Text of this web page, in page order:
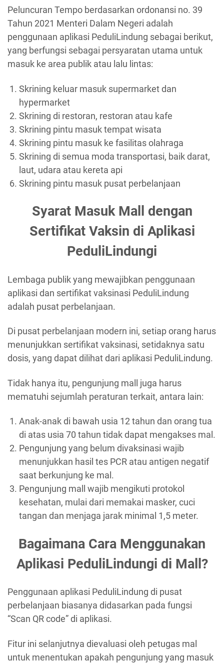
Peluncuran Tempo berdasarkan ordonansi no. 39
Tahun 2021 Menteri Dalam Negeri adalah
penggunaan aplikasi PeduliLindung sebagai berikut,
yang berfungsi sebagai persyaratan utama untuk
masuk ke area publik atau lalu lintas:
Skrining keluar masuk supermarket dan
hypermarket
Skrining di restoran, restoran atau kafe
Skrining pintu masuk tempat wisata
Skrining pintu masuk ke fasilitas olahraga
Skrining di semua moda transportasi, baik darat,
laut, udara atau kereta api
Skrining pintu masuk pusat perbelanjaan
Syarat Masuk Mall dengan
Sertifikat Vaksin di Aplikasi
PeduliLindungi
Lembaga publik yang mewajibkan penggunaan
aplikasi dan sertifikat vaksinasi PeduliLindung
adalah pusat perbelanjaan.
Di pusat perbelanjaan modern ini, setiap orang harus
menunjukkan sertifikat vaksinasi, setidaknya satu
dosis, yang dapat dilihat dari aplikasi PeduliLindung.
Tidak hanya itu, pengunjung mall juga harus
mematuhi sejumlah peraturan terkait, antara lain:
Anak-anak di bawah usia 12 tahun dan orang tua
di atas usia 70 tahun tidak dapat mengakses mal.
Pengunjung yang belum divaksinasi wajib
menunjukkan hasil tes PCR atau antigen negatif
saat berkunjung ke mal.
Pengunjung mall wajib mengikuti protokol
kesehatan, mulai dari memakai masker, cuci
tangan dan menjaga jarak minimal 1,5 meter.
Bagaimana Cara Menggunakan
Aplikasi PeduliLindungi di Mall?
Penggunaan aplikasi PeduliLindung di pusat
perbelanjaan biasanya didasarkan pada fungsi
“Scan QR code” di aplikasi.
Fitur ini selanjutnya dievaluasi oleh petugas mal
untuk menentukan apakah pengunjung yang masuk